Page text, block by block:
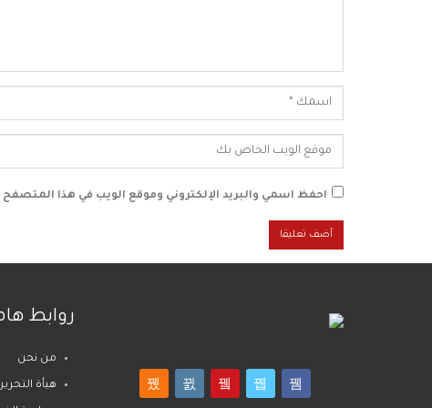
احفظ اسمي والبريد الإلكتروني وموقع الويب في هذا المتصفح
روابط
من نحن
هيأة التحرير